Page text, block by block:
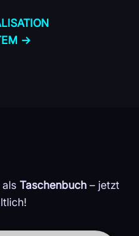
→
Taschenbuch – jetzt